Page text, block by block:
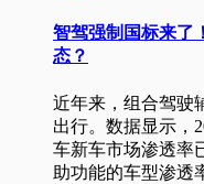
智驾强制国标来了
态？
近年来，组合驾驶
出行。数据显示，
车新车市场渗透率
助功能的车型渗透